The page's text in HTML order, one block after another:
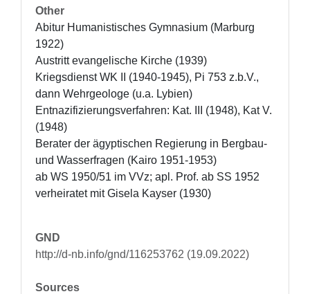
Other
Abitur Humanistisches Gymnasium (Marburg
1922)
Austritt evangelische Kirche (1939)
Kriegsdienst WK II (1940-1945), Pi 753 z.b.V.,
dann Wehrgeologe (u.a. Lybien)
Entnazifizierungsverfahren: Kat. III (1948), Kat V.
(1948)
Berater der ägyptischen Regierung in Bergbau-
und Wasserfragen (Kairo 1951-1953)
ab WS 1950/51 im VVz; apl. Prof. ab SS 1952
verheiratet mit Gisela Kayser (1930)
GND
http://d-nb.info/gnd/116253762 (19.09.2022)
Sources